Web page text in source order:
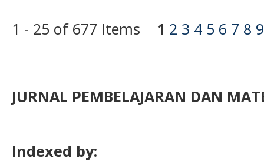
1 - 25 of 677 Items 1 2 3 4 5 6 7 8 9
JURNAL PEMBELAJARAN DAN
Indexed by: